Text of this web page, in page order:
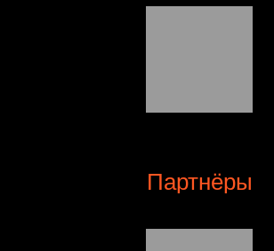
Партнёры